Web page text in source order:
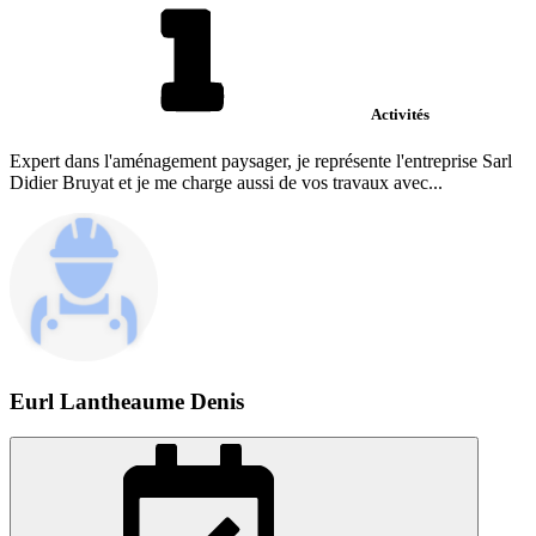
Activités
Expert dans l'aménagement paysager, je représente l'entreprise Sarl
Didier Bruyat et je me charge aussi de vos travaux avec...
Eurl Lantheaume Denis